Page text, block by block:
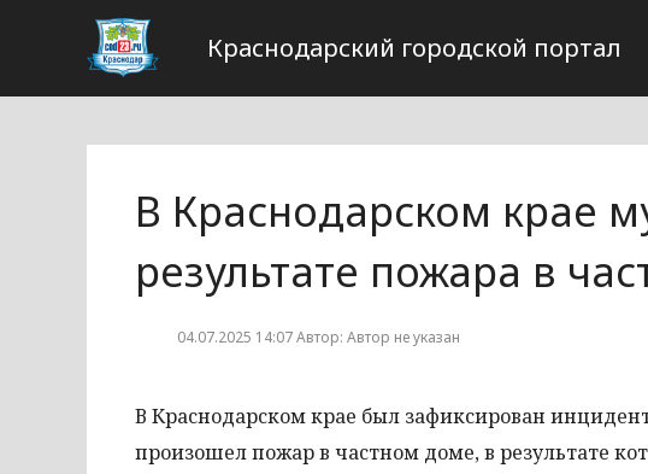
Краснодарский городской портал
В Краснодарском крае
результате пожара в
04.07.2025 14:07 Автор: Автор не указан
В Краснодарском крае был зафиксирован
произошел пожар в частном доме, в результате